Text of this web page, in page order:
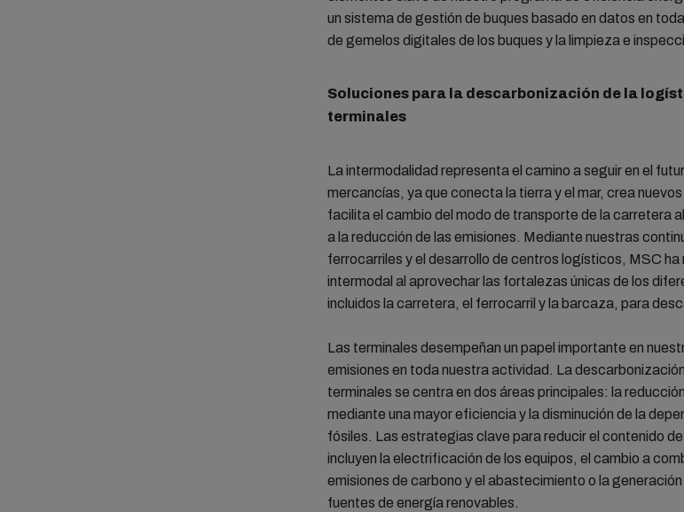
un sistema de gestión de buques basado en datos en
de gemelos digitales de los buques y la limpieza e
Soluciones para la descarbonización de la
terminales
La intermodalidad representa el camino a seguir en el
mercancías, ya que conecta la tierra y el mar, crea
facilita el cambio del modo de transporte de la carretera
a la reducción de las emisiones. Mediante nuestras
ferrocarriles y el desarrollo de centros logísticos, MSC
intermodal al aprovechar las fortalezas únicas de los
incluidos la carretera, el ferrocarril y la barcaza, para
Las terminales desempeñan un papel importante en
emisiones en toda nuestra actividad. La
terminales se centra en dos áreas principales: la
mediante una mayor eficiencia y la disminución de la
fósiles. Las estrategias clave para reducir el contenido
incluyen la electrificación de los equipos, el cambio a
emisiones de carbono y el abastecimiento o la
fuentes de energía renovables.